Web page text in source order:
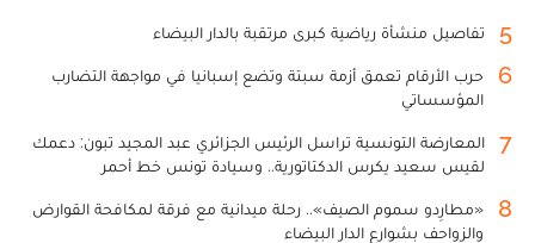
5 تفاصيل منشأة رياضية كبرى مرتقبة بالدار البيضاء
6
حرب الأرقام تعمق أزمة سبتة وتضع إسبانيا في مواجهة التضارب
المؤسساتي
7
المعارضة التونسية تراسل الرئيس الجزائري عبد المجيد تبون: دعمك
لقيس سعيد يكرس الدكتاتورية.. وسيادة تونس خط أحمر
8
«مطارِدو سموم الصيف».. رحلة ميدانية مع فرقة لمكافحة القوارض
والزواحف بشوارع الدار البيضاء